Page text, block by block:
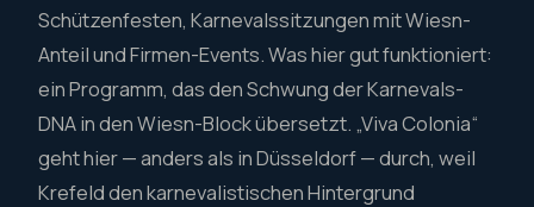
Schützenfesten, Karnevalssitzungen mit Wiesn-
Anteil und Firmen-Events. Was hier gut funktioniert:
ein Programm, das den Schwung der Karnevals-
DNA in den Wiesn-Block übersetzt. „Viva Colonia“
geht hier — anders als in Düsseldorf — durch, weil
Krefeld den karnevalistischen Hintergrund